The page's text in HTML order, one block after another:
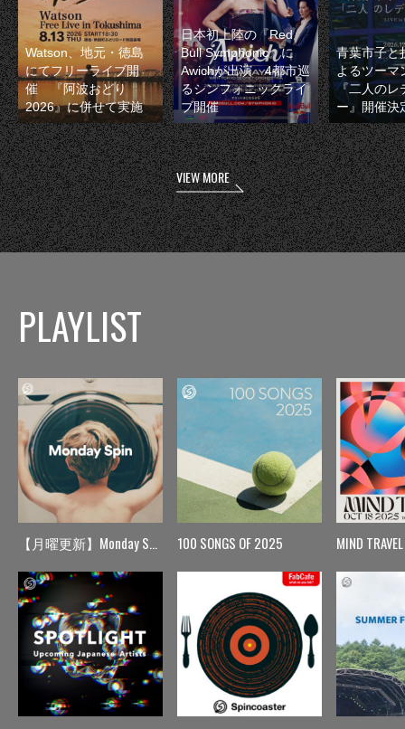
Watson、地元・徳島
にてフリーライブ開
催 『阿波おどり
2026』に併せて実施
日本初上陸の『Red
Bull Symphonic』に
Awichが出演 4都市巡
るシンフォニックライ
ブ開催
青葉市子と
よるツーマ
『二人のレ
ー』開催決
VIEW MORE
PLAYLIST
【月曜更新】Monday Spin 100 SONGS OF 2025 MIND TRAVEL